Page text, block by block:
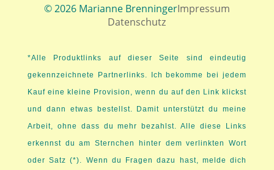
© 2026 Marianne BrenningerImpressum
Datenschutz
*Alle Produktlinks auf dieser Seite sind eindeutig
gekennzeichnete Partnerlinks. Ich bekomme bei jedem
Kauf eine kleine Provision, wenn du auf den Link klickst
und dann etwas bestellst. Damit unterstützt du meine
Arbeit, ohne dass du mehr bezahlst. Alle diese Links
erkennst du am Sternchen hinter dem verlinkten Wort
oder Satz (*). Wenn du Fragen dazu hast, melde dich